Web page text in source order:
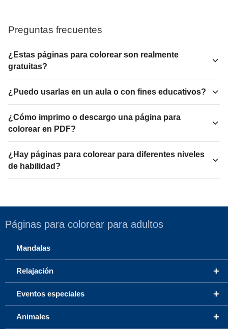
Preguntas frecuentes
¿Estas páginas para colorear son realmente
gratuitas?
¿Puedo usarlas en un aula o con fines educativos?
¿Cómo imprimo o descargo una página para
colorear en PDF?
¿Hay páginas para colorear para diferentes niveles
de habilidad?
Páginas para colorear para adultos
Mandalas
+
Relajación
+
Eventos especiales
+
Animales